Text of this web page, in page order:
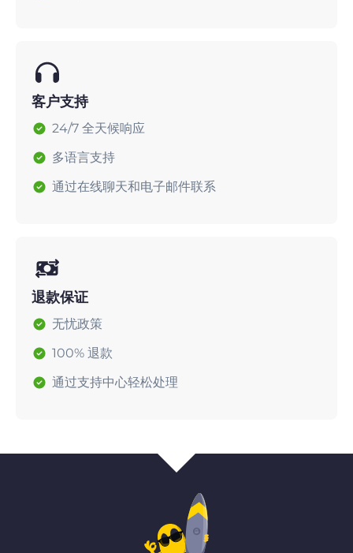
客户支持
24/7 全天候响应
多语言支持
通过在线聊天和电子邮件联系
退款保证
无忧政策
100% 退款
通过支持中心轻松处理